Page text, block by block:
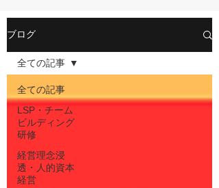
ブログ
全ての記事
LSP・チーム
ビルディング
研修
経営理念浸
透・人的資本
経営
全ての記事